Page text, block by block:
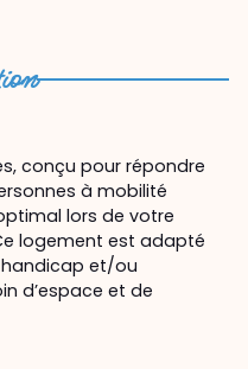
conçu pour répondre
à mobilité
lors de votre
logement est adapté
et/ou
d’espace et de